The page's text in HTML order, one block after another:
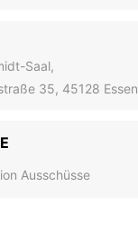
Saal,
35, 45128 Essen
Ausschüsse